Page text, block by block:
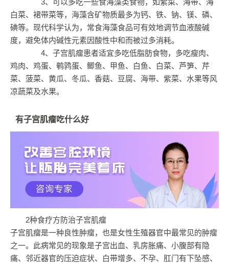
白菜、裙带菜等，海藻含矿物质最多为钙、铁、钠、镁、磷、
碘等。现代科学认为，常食海藻食品可有效地调节血液酸碱
度，避免体内碱性元素因酸性中和而被过多消耗。
4、子宫肌瘤患者适宜多吃低脂肪食物，多吃瘦肉、
鸡肉、鸡蛋、鹌鹑蛋、鲫鱼、甲鱼、白鱼、白菜、芦笋、芹
菜、菠菜、黄瓜、冬瓜、香菇、豆腐、海带、紫菜、水果等风
凉蔬菜及水果。
有子宫肌瘤吃什么好
2种食疗方防治子宫肌瘤
子宫肌瘤是一种良性肿瘤，也是女性生殖器官中最常见的肿瘤
之一。此病常见的现象是子宫出血、乳房胀痛、小腹部有隐
痛、邻近器官的压迫症状、白带增多、不孕、肛门有下坠感、